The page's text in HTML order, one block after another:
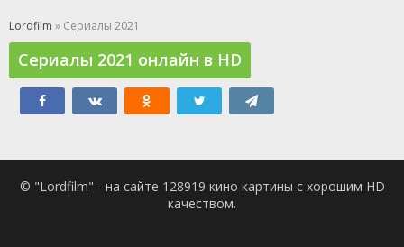
Lordfilm » Сериалы 2021
Сериалы 2021 онлайн в HD
© "Lordfilm" - на сайте 128919 кино картины с хорошим HD
качеством.